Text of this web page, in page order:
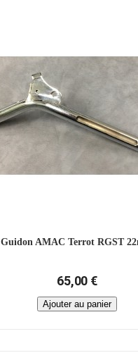
Guidon AMAC Terrot RGST
65,00 €
Ajouter au panier